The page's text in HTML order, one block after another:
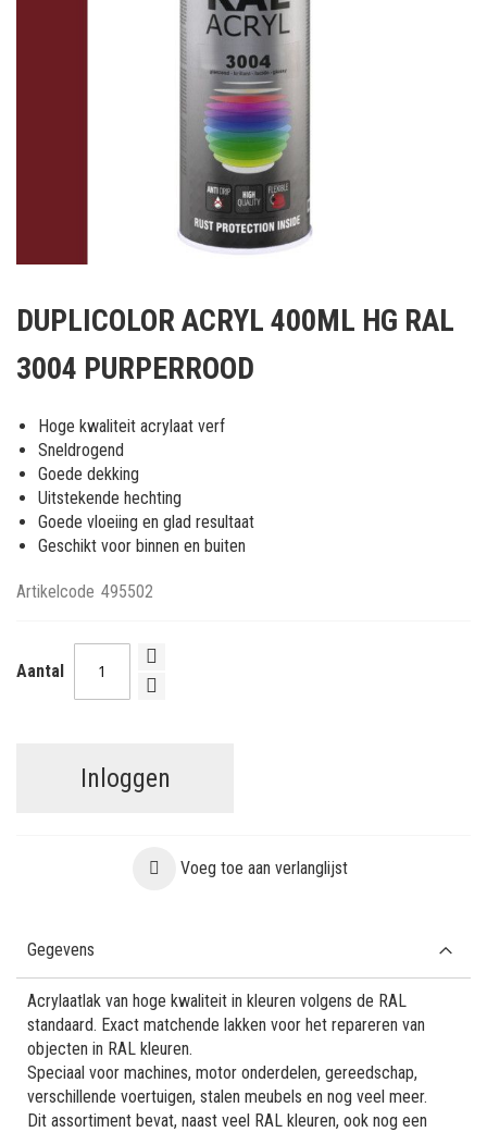
het
van
afbeeldingen-
gallerij
DUPLICOLOR ACRYL 400ML HG RAL
3004 PURPERROOD
Hoge kwaliteit acrylaat verf
Sneldrogend
Goede dekking
Uitstekende hechting
Goede vloeiing en glad resultaat
Geschikt voor binnen en buiten
Artikelcode 495502
Aantal
Inloggen
Voeg toe aan verlanglijst
Gegevens
Acrylaatlak van hoge kwaliteit in kleuren volgens de RAL
standaard. Exact matchende lakken voor het repareren van
objecten in RAL kleuren.
Speciaal voor machines, motor onderdelen, gereedschap,
verschillende voertuigen, stalen meubels en nog veel meer.
Dit assortiment bevat, naast veel RAL kleuren, ook nog een